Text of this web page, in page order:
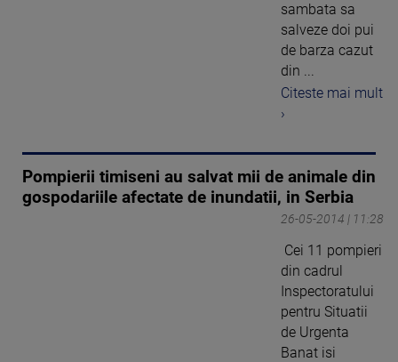
sambata sa
salveze doi pui
de barza cazut
din ...
Citeste mai mult
›
Pompierii timiseni au salvat mii de animale din
gospodariile afectate de inundatii, in Serbia
26-05-2014 | 11:28
Cei 11 pompieri
din cadrul
Inspectoratului
pentru Situatii
de Urgenta
Banat isi